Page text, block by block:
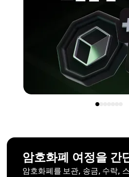
암호화폐 여정을 간
암호화폐를 보관, 송금, 수락,